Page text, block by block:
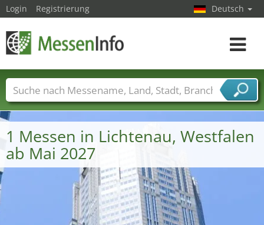
1 Messen in Lichtenau, Westfalen
ab Mai 2027
Login Registrierung Deutsch
Toggle
Messenamen Länder Städte
Branchen
Dienstleisterbranchen